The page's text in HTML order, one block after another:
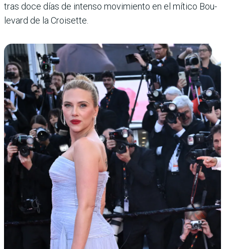
tras doce días de intenso movimiento en el mítico Bou­
levard de la Croisette.